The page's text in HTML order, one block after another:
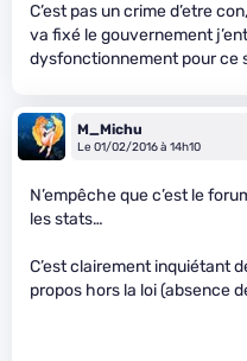
C’est pas un crime d’etre
va fixé le gouvernement
dysfonctionnement pour ce
M_Michu
Le 01/02/2016 à 14h10
N’empêche que c’est le
les stats…
C’est clairement inquiétant
propos hors la loi (absence